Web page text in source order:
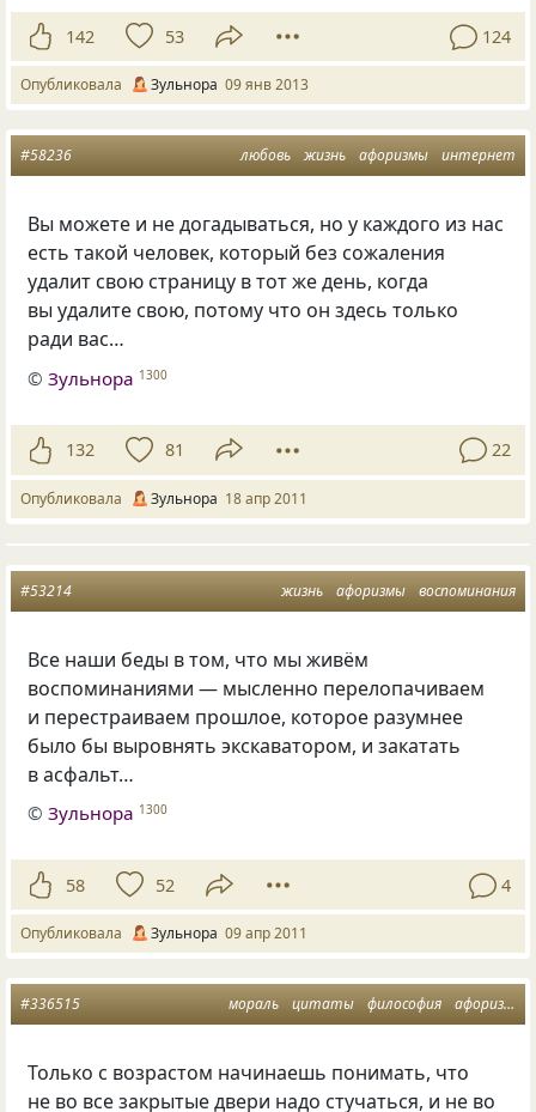
142 53 124
Опубликовала Зульнора 09 янв 2013
любовь жизнь афоризмы интернет
#58236
Вы можете и не догадываться, но у каждого из нас
есть такой человек, который без сожаления
удалит свою страницу в тот же день, когда
вы удалите свою, потому что он здесь только
ради вас…
©Зульнора 1300
132 81 22
Опубликовала Зульнора 18 апр 2011
жизнь афоризмы воспоминания
#53214
Все наши беды в том, что мы живём
воспоминаниями — мысленно перелопачиваем
и перестраиваем прошлое, которое разумнее
было бы выровнять экскаватором, и закатать
в асфальт…
©Зульнора 1300
58 52 4
Опубликовала Зульнора 09 апр 2011
мораль цитаты философия афоризмы
#336515
Только с возрастом начинаешь понимать, что
не во все закрытые двери надо стучаться, и не во